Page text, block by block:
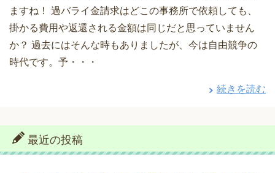
ますね！ 過バライ金請求はどこの事務所で依頼しても、
掛かる費用や返還される金額は同じだと思っていません
か？ 過去にはそんな時もありましたが、今は自由競争の
時代です。予・・・
続きを読む
最近の投稿